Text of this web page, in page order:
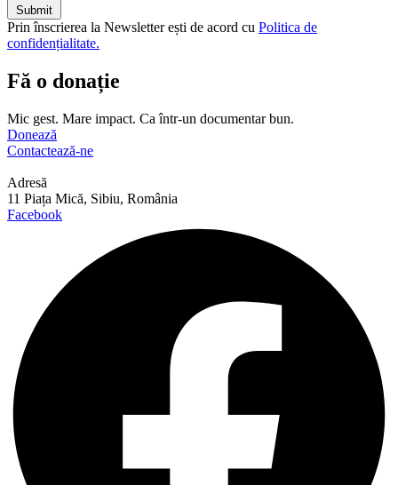
Submit
Prin înscrierea la Newsletter ești de acord cu Politica de
confidențialitate.
Fă o donație
Mic gest. Mare impact. Ca într-un documentar bun.
Donează
Contactează-ne
Adresă
11 Piața Mică, Sibiu, România
Facebook